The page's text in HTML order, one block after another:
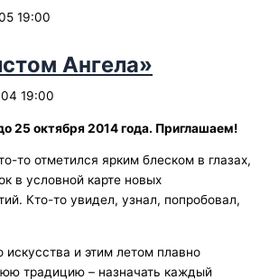
19:00
Ангела»
19:00
25 октября 2014 года. Приглашаем!
то отметился ярким блеском в глазах,
в условной карте новых
Кто-то увидел, узнал, попробовал,
и этим летом плавно
традицию – назначать каждый